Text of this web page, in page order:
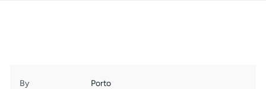
By Porto